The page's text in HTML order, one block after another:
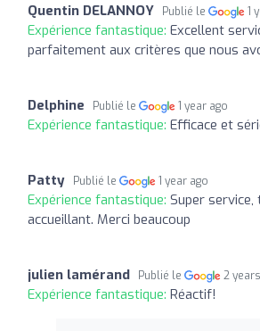
Quentin DELANNOY Publié le 1
Expérience fantastique: Excellent
parfaitement aux critères que nous
Delphine Publié le 1 year ago
Expérience fantastique: Efficace et
Patty Publié le 1 year ago
Expérience fantastique: Super
accueillant. Merci beaucoup
julien lamérand Publié le 2
Expérience fantastique: Réactif!